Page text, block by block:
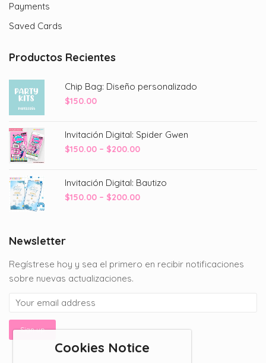
Payments
Saved Cards
Productos Recientes
Chip Bag: Diseño personalizado
$150.00
Invitación Digital: Spider Gwen
$150.00 – $200.00Price
through
$200.00
Invitación Digital: Bautizo
$150.00 – $200.00Price
Newsletter
Regístrese hoy y sea el primero en recibir notificaciones
sobre nuevas actualizaciones.
Cookies Notice